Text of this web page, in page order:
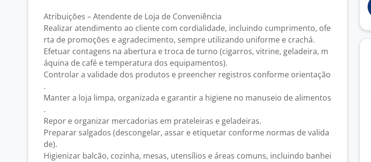
Atribuições – Atendente de Loja de Conveniência
Realizar atendimento ao cliente com cordialidade, incluindo cumprimento, ofe
rta de promoções e agradecimento, sempre utilizando uniforme e crachá.
Efetuar contagens na abertura e troca de turno (cigarros, vitrine, geladeira, m
áquina de café e temperatura dos equipamentos).
Controlar a validade dos produtos e preencher registros conforme orientação
.
Manter a loja limpa, organizada e garantir a higiene no manuseio de alimentos
.
Repor e organizar mercadorias em prateleiras e geladeiras.
Preparar salgados (descongelar, assar e etiquetar conforme normas de valida
de).
Higienizar balcão, cozinha, mesas, utensílios e áreas comuns, incluindo banhei